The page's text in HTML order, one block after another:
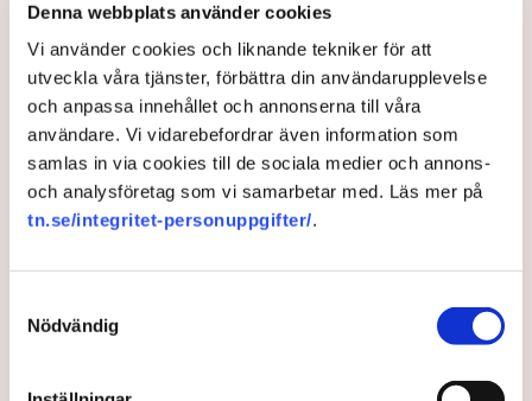
Denna webbplats använder cookies
Vi använder cookies och liknande tekniker för att
utveckla våra tjänster, förbättra din användarupplevelse
och anpassa innehållet och annonserna till våra
användare. Vi vidarebefordrar även information som
samlas in via cookies till de sociala medier och annons-
och analysföretag som vi samarbetar med. Läs mer på
tn.se/integritet-personuppgifter/.
Nödvändig
Husqvarnas vd Henric Andersson lämnar sin post i
en ömsesidig överenskommelse, enligt ett
pressmeddelande från bolaget.
3 years ago | Av: TT